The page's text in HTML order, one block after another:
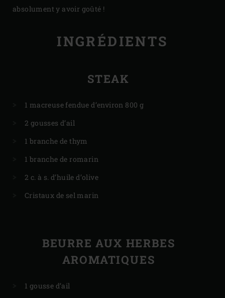
absolument y avoir goûté !
INGRÉDIENTS
STEAK
1 macreuse fendue d’environ 800 g
2 gousses d’ail
1 branche de thym
1 branche de romarin
2 c. à s. d’huile d’olive
Cristaux de sel marin
BEURRE AUX HERBES
AROMATIQUES
1 gousse d’ail